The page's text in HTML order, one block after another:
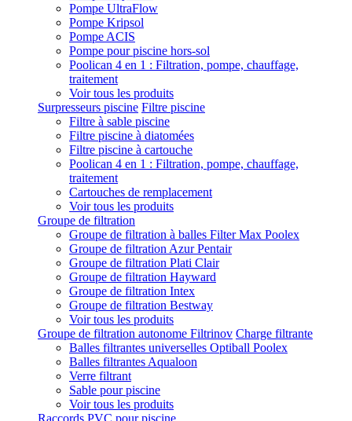
Pompe UltraFlow
Pompe Kripsol
Pompe ACIS
Pompe pour piscine hors-sol
Poolican 4 en 1 : Filtration, pompe, chauffage,
traitement
Voir tous les produits
Surpresseurs piscine Filtre piscine
Filtre à sable piscine
Filtre piscine à diatomées
Filtre piscine à cartouche
Poolican 4 en 1 : Filtration, pompe, chauffage,
traitement
Cartouches de remplacement
Voir tous les produits
Groupe de filtration
Groupe de filtration à balles Filter Max Poolex
Groupe de filtration Azur Pentair
Groupe de filtration Plati Clair
Groupe de filtration Hayward
Groupe de filtration Intex
Groupe de filtration Bestway
Voir tous les produits
Groupe de filtration autonome Filtrinov Charge filtrante
Balles filtrantes universelles Optiball Poolex
Balles filtrantes Aqualoon
Verre filtrant
Sable pour piscine
Voir tous les produits
Raccords PVC pour piscine